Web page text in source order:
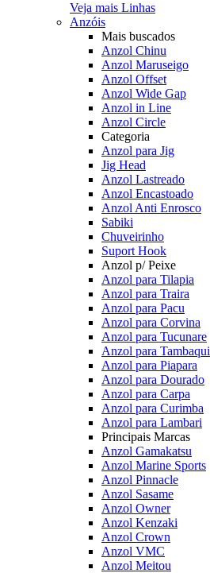
Veja mais Linhas
Anzóis
Mais buscados
Anzol Chinu
Anzol Maruseigo
Anzol Offset
Anzol Wide Gap
Anzol in Line
Anzol Circle
Categoria
Anzol para Jig
Jig Head
Anzol Lastreado
Anzol Encastoado
Anzol Anti Enrosco
Sabiki
Chuveirinho
Suport Hook
Anzol p/ Peixe
Anzol para Tilapia
Anzol para Traira
Anzol para Pacu
Anzol para Corvina
Anzol para Tucunare
Anzol para Tambaqui
Anzol para Piapara
Anzol para Dourado
Anzol para Carpa
Anzol para Curimba
Anzol para Lambari
Principais Marcas
Anzol Gamakatsu
Anzol Marine Sports
Anzol Pinnacle
Anzol Sasame
Anzol Owner
Anzol Kenzaki
Anzol Crown
Anzol VMC
Anzol Meitou